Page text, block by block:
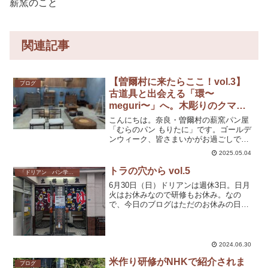
薪窯のこと
関連記事
ブログ
【曽爾村に来たらここ！vol.3】
古道具と出会える「環〜
meguri〜」へ。木彫りのクマと
過ごすパン屋の日常｜奈良
こんにちは。奈良・曽爾村の薪窯パン屋
「むらのパン もりたに」です。ゴールデ
ンウィーク、皆さまいかがお過ごしです
か？今回は、勝手におすすめするシリー
ズ「曽爾村に来たらここ行って（略し
て“曽爾ココ”）」の第3弾！ご紹介するの
は、曽爾村に新しくオ...
2025.05.04
トラの穴から vol.5
6月30日（日）ドリアンは週休3日。日月
火はお休みなので研修もお休み。なの
で、今日のブログはただのお休みの日の
2024.06.30
ブログ
米作り研修がNHKで紹介されま